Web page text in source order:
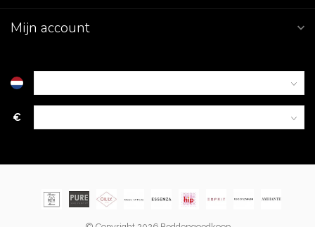
Mijn account
€